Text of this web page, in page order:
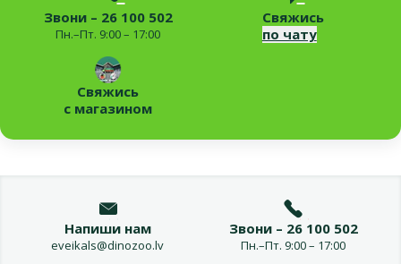
Звони – 26 100 502
Пн.–Пт. 9:00 – 17:00
Свяжись
по чату
Свяжись
с магазином
Напиши нам
eveikals@dinozoo.lv
Звони – 26 100 502
Пн.–Пт. 9:00 – 17:00